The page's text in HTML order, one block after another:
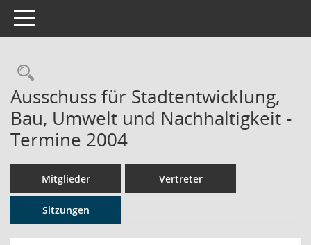
Toggle navigation
Rechercheauswahl
Ausschuss für Stadtentwicklung,
Bau, Umwelt und Nachhaltigkeit -
Termine 2004
Mitglieder Vertreter
Sitzungen